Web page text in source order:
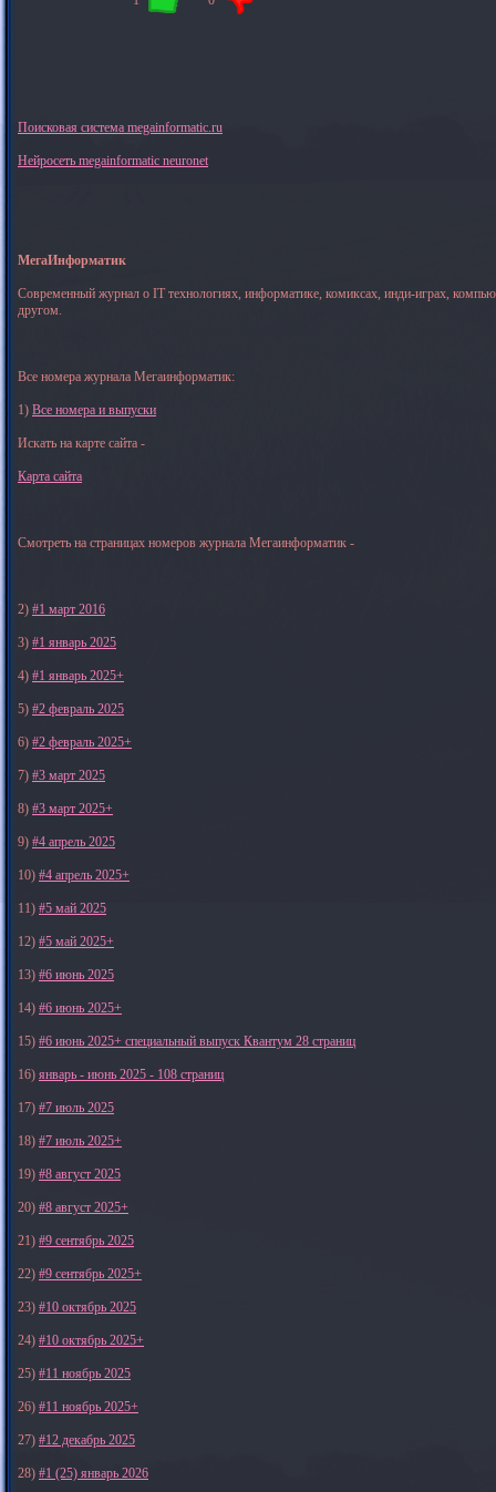
Поисковая система megainformatic.ru
Нейросеть megainformatic neuronet
МегаИнформатик
Современный журнал о IT технологиях, информатике, комиксах, инди-играх,
другом.
Все номера журнала Мегаинформатик:
1) Все номера и выпуски
Искать на карте сайта -
Карта сайта
Смотреть на страницах номеров журнала Мегаинформатик -
2) #1 март 2016
3) #1 январь 2025
4) #1 январь 2025+
5) #2 февраль 2025
6) #2 февраль 2025+
7) #3 март 2025
8) #3 март 2025+
9) #4 апрель 2025
10) #4 апрель 2025+
11) #5 май 2025
12) #5 май 2025+
13) #6 июнь 2025
14) #6 июнь 2025+
15) #6 июнь 2025+ специальный выпуск Квантум 28 страниц
16) январь - июнь 2025 - 108 страниц
17) #7 июль 2025
18) #7 июль 2025+
19) #8 август 2025
20) #8 август 2025+
21) #9 сентябрь 2025
22) #9 сентябрь 2025+
23) #10 октябрь 2025
24) #10 октябрь 2025+
25) #11 ноябрь 2025
26) #11 ноябрь 2025+
27) #12 декабрь 2025
28) #1 (25) январь 2026